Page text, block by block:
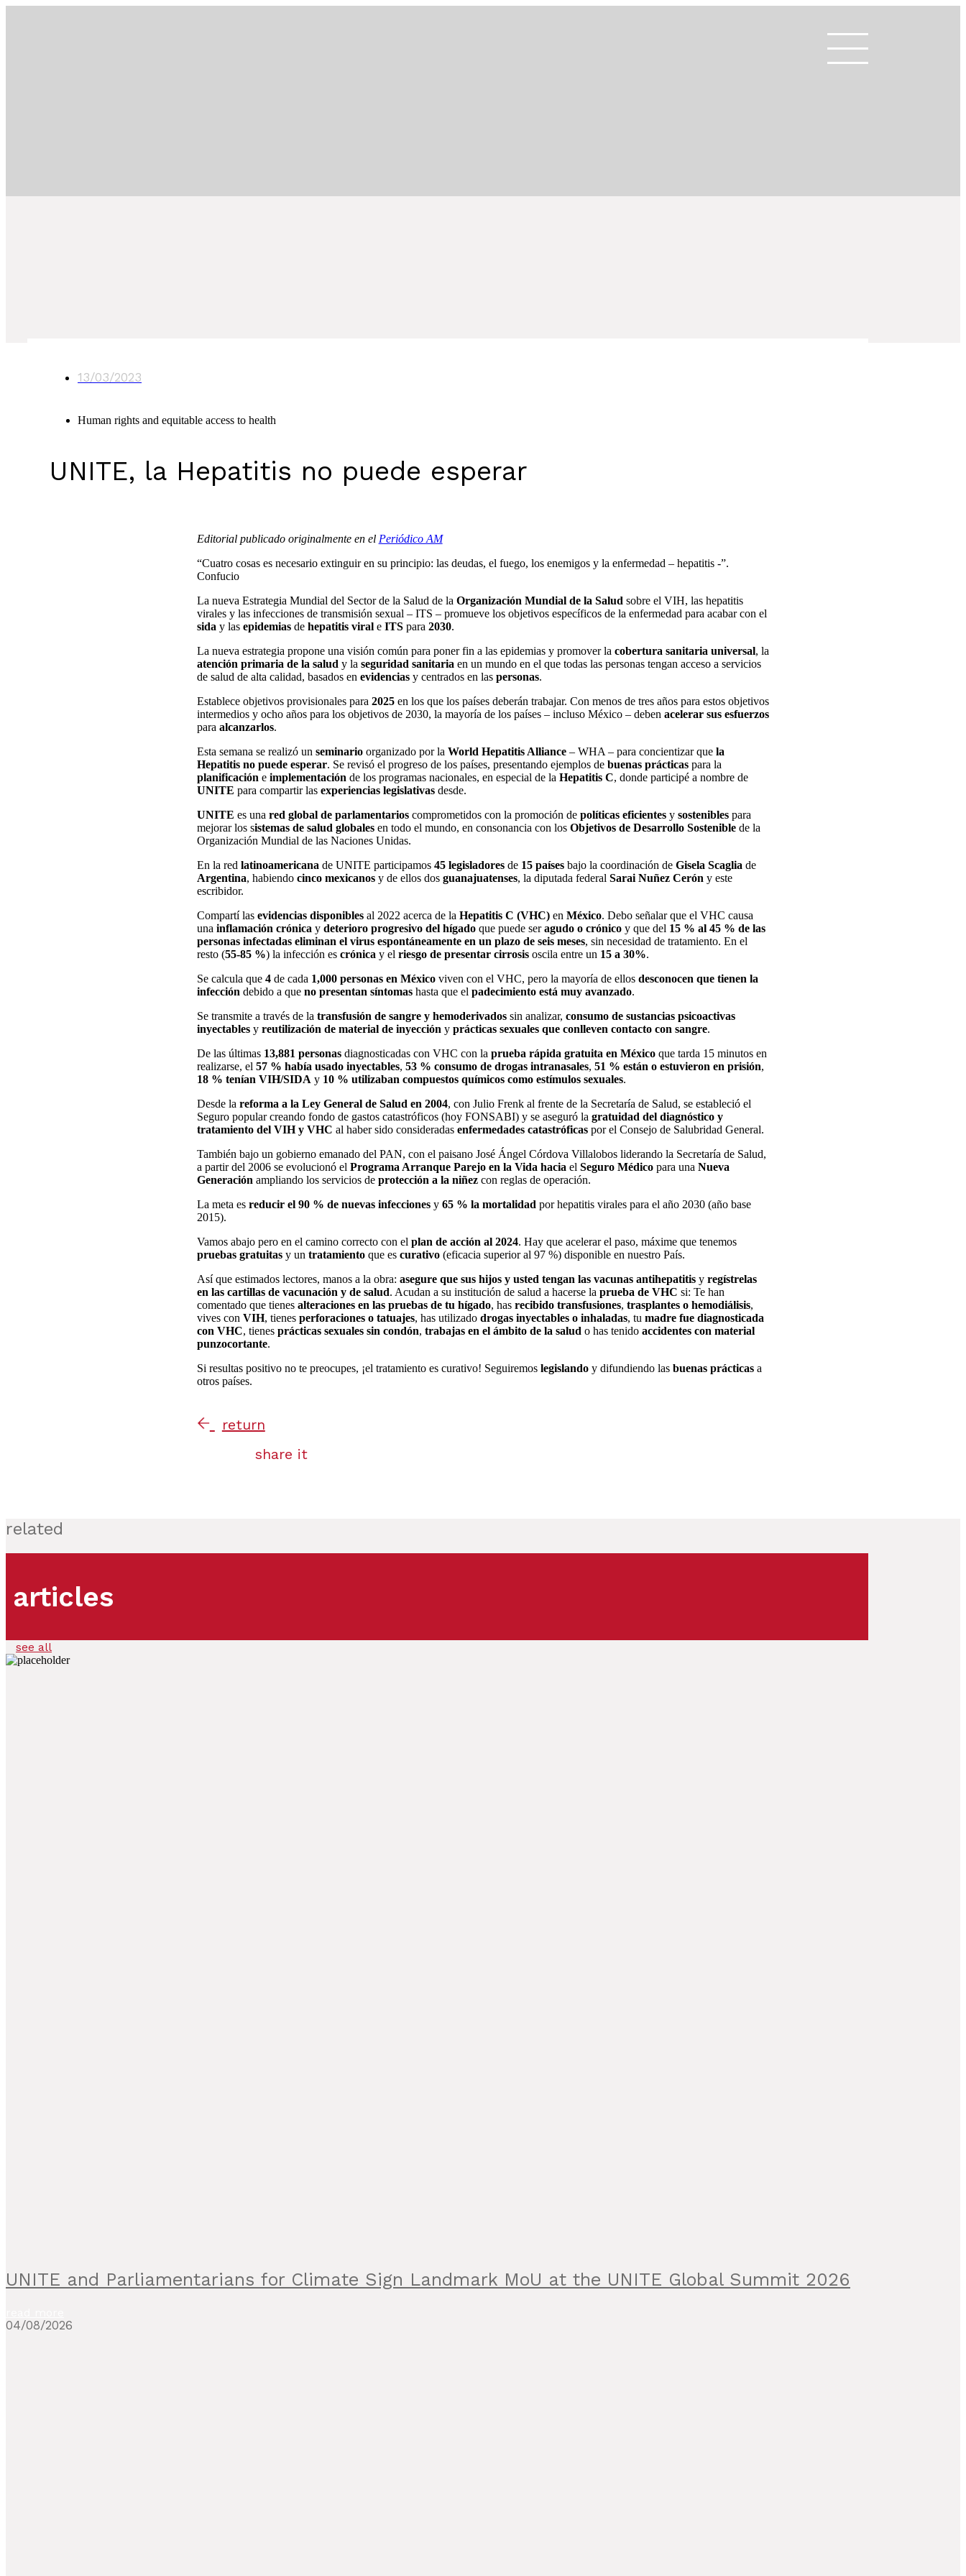
13/03/2023
Human rights and equitable access to health
UNITE, la Hepatitis no puede esperar
Editorial publicado originalmente en el Periódico AM
“Cuatro cosas es necesario extinguir en su principio: las deudas, el fuego, los enemigos y la enfermedad – hepatitis -”.
Confucio
La nueva Estrategia Mundial del Sector de la Salud de la Organización Mundial de la Salud sobre el VIH, las hepatitis
virales y las infecciones de transmisión sexual – ITS – promueve los objetivos específicos de la enfermedad para acabar con el
sida y las epidemiasde hepatitis virale ITSpara 2030.
La nueva estrategia propone una visión común para poner fin a las epidemias y promover la cobertura sanitaria universal, la
atención primaria de la salud y la seguridad sanitaria en un mundo en el que todas las personas tengan acceso a servicios
de salud de alta calidad, basados en evidenciasy centrados en las personas.
Establece objetivos provisionales para 2025en los que los países deberán trabajar. Con menos de tres años para estos objetivos
intermedios y ocho años para los objetivos de 2030, la mayoría de los países – incluso México – deben acelerar sus esfuerzos
para alcanzarlos.
Esta semana se realizó un seminarioorganizado por la World Hepatitis Alliance– WHA – para concientizar que la
Hepatitis no puede esperar. Se revisó el progreso de los países, presentando ejemplos de buenas prácticaspara la
planificación e implementación de los programas nacionales, en especial de la Hepatitis C, donde participé a nombre de
UNITE para compartir las experiencias legislativasdesde.
UNITE es una red global de parlamentarioscomprometidos con la promoción de políticas eficientesy sosteniblespara
mejorar los sistemas de salud globalesen todo el mundo, en consonancia con los Objetivos de Desarrollo Sosteniblede la
Organización Mundial de las Naciones Unidas.
En la red latinoamericana de UNITE participamos 45 legisladoresde 15 paísesbajo la coordinación de Gisela Scaglia de
Argentina, habiendo cinco mexicanosy de ellos dos guanajuatenses, la diputada federal Sarai Nuñez Cerón y este
escribidor.
Compartí las evidencias disponiblesal 2022 acerca de la Hepatitis C (VHC)en México. Debo señalar que el VHC causa
una inflamación crónica y deterioro progresivo del hígadoque puede seragudo o crónicoy que del 15 % al 45 % de las
personas infectadas eliminan el virus espontáneamente en un plazo de seis meses, sin necesidad de tratamiento. En el
resto (55-85 %) la infección es crónica y el riesgo de presentar cirrosisoscila entre un 15 a 30%.
Se calcula que 4de cada 1,000 personas en Méxicoviven con el VHC, pero la mayoría de ellos desconocen que tienen la
infección debido a que no presentan síntomashasta que el padecimiento está muy avanzado.
Se transmite a través de la transfusión de sangre y hemoderivadossin analizar, consumo de sustancias psicoactivas
inyectablesy reutilización de material de inyección y prácticas sexuales que conlleven contacto con sangre.
De las últimas 13,881 personasdiagnosticadas con VHC con la prueba rápida gratuita en Méxicoque tarda 15 minutos en
realizarse, el 57 % había usado inyectables, 53 % consumo de drogas intranasales, 51 % están o estuvieron en prisión,
18 % tenían VIH/SIDA y 10 % utilizaban compuestos químicos como estímulos sexuales.
Desde la reforma a la Ley General de Salud en 2004, con Julio Frenk al frente de la Secretaría de Salud, se estableció el
Seguro popular creando fondo de gastos catastróficos (hoy FONSABI) y se aseguró la gratuidad del diagnóstico y
tratamiento del VIH y VHC al haber sido consideradas enfermedades catastróficaspor el Consejo de Salubridad General.
También bajo un gobierno emanado del PAN, con el paisano José Ángel Córdova Villalobos liderando la Secretaría de Salud,
a partir del 2006 se evolucionó el Programa Arranque Parejo en la Vida hacia el Seguro Médicopara una Nueva
Generación ampliando los servicios de protección a la niñezcon reglas de operación.
La meta es reducir el 90 % de nuevas infeccionesy 65 % la mortalidad por hepatitis virales para el año 2030 (año base
2015).
Vamos abajo pero en el camino correcto con el plan de acción al 2024. Hay que acelerar el paso, máxime que tenemos
pruebas gratuitasy un tratamientoque es curativo(eficacia superior al 97 %) disponible en nuestro País.
Así que estimados lectores, manos a la obra: asegure que sus hijos y usted tengan las vacunas antihepatitisy regístrelas
en las cartillas de vacunación y de salud. Acudan a su institución de salud a hacerse la prueba de VHC si: Te han
comentado que tienes alteraciones en las pruebas de tu hígado, has recibido transfusiones, trasplantes o hemodiálisis,
vives con VIH, tienes perforaciones o tatuajes, has utilizado drogas inyectables o inhaladas, tu madre fue diagnosticada
con VHC, tienesprácticas sexuales sin condón, trabajas en el ámbito de la salud o has tenido accidentes con material
punzocortante.
Si resultas positivo no te preocupes, ¡el tratamiento es curativo! Seguiremos legislandoy difundiendo las buenas prácticasa
otros países.
return
share it
related
articles
see all
UNITE and Parliamentarians for Climate Sign Landmark MoU at the UNITE Global Summit 2026
04/08/2026